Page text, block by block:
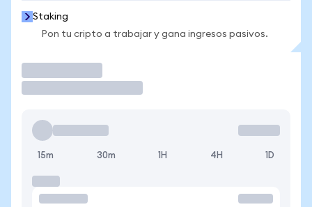
Staking
Pon tu cripto a trabajar y gana ingresos pasivos.
15m 30m 1H 4H 1D